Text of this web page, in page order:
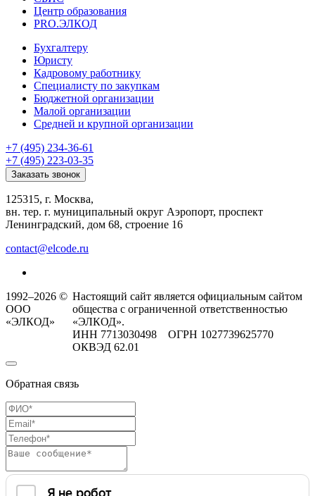
Центр образования
PRO.ЭЛКОД
Бухгалтеру
Юристу
Кадровому работнику
Специалисту по закупкам
Бюджетной организации
Малой организации
Средней и крупной организации
+7 (495) 234-36-61
+7 (495) 223-03-35
Заказать звонок
125315, г. Москва,
вн. тер. г. муниципальный округ Аэропорт, проспект
Ленинградский, дом 68, строение 16
contact@elcode.ru
1992–2026 ©
ООО
«ЭЛКОД»
Настоящий сайт является официальным сайтом
общества с ограниченной ответственностью
«ЭЛКОД».
ИНН 7713030498 ОГРН 1027739625770
ОКВЭД 62.01
Обратная связь